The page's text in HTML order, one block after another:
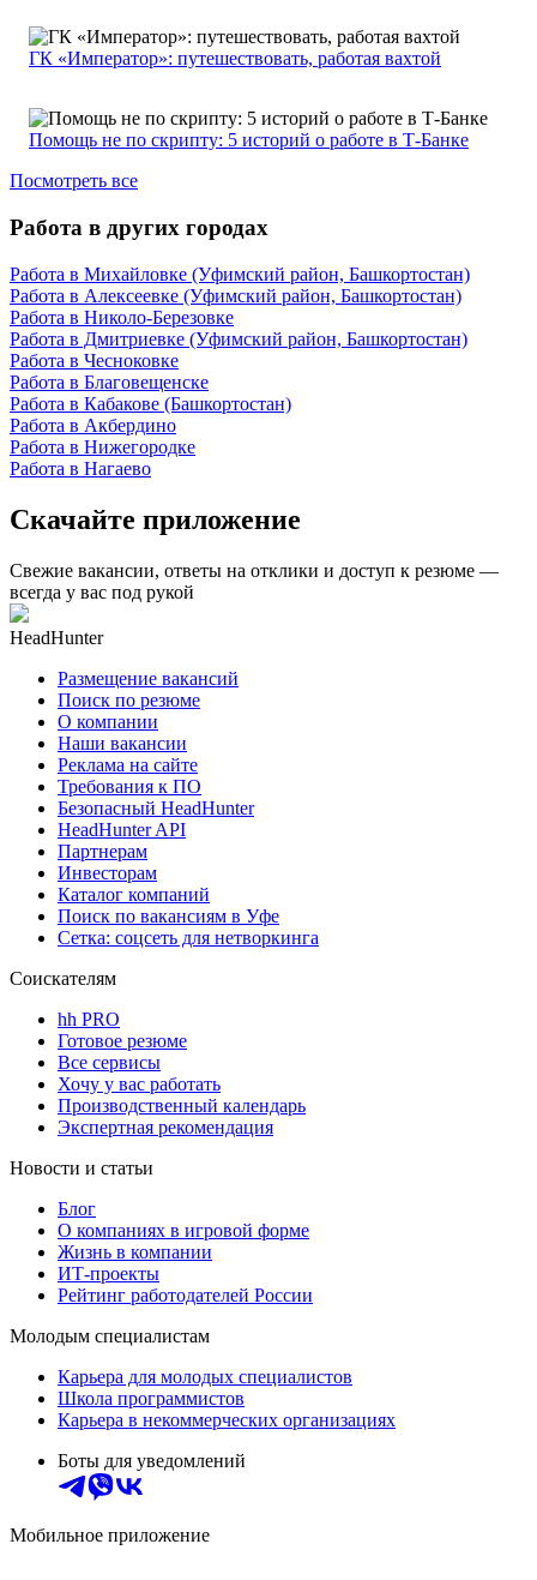
ГК «Император»: путешествовать, работая вахтой
Помощь не по скрипту: 5 историй о работе в Т-Банке
Посмотреть все
Работа в других городах
Работа в Михайловке (Уфимский район, Башкортостан)
Работа в Алексеевке (Уфимский район, Башкортостан)
Работа в Николо-Березовке
Работа в Дмитриевке (Уфимский район, Башкортостан)
Работа в Чесноковке
Работа в Благовещенске
Работа в Кабакове (Башкортостан)
Работа в Акбердино
Работа в Нижегородке
Работа в Нагаево
Скачайте приложение
Свежие вакансии, ответы на отклики и доступ к резюме —
всегда у вас под рукой
HeadHunter
Размещение вакансий
Поиск по резюме
О компании
Наши вакансии
Реклама на сайте
Требования к ПО
Безопасный HeadHunter
HeadHunter API
Партнерам
Инвесторам
Каталог компаний
Поиск по вакансиям в Уфе
Сетка: соцсеть для нетворкинга
Соискателям
hh PRO
Готовое резюме
Все сервисы
Хочу у вас работать
Производственный календарь
Экспертная рекомендация
Новости и статьи
Блог
О компаниях в игровой форме
Жизнь в компании
ИТ-проекты
Рейтинг работодателей России
Молодым специалистам
Карьера для молодых специалистов
Школа программистов
Карьера в некоммерческих организациях
Боты для уведомлений
Мобильное приложение